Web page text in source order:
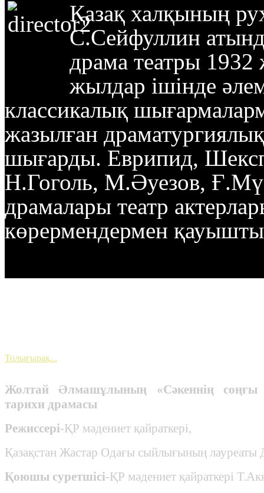
Қазақ халқының
С.Сейфуллин
драма театры
жылдар ішінде
классикалық
жазылған
шығарды. Еврипид,
Н.Гоголь, М.Әуезов,
драмалары театр
көрермендермен
Толығырақ...
Жолтай Әлмашұлының
«Сәкеннің
тарихи драмасы
Режиссері-ҚР мәдениет қайраткері,
Қазақстан Жастар Одағы сыйлығының лауреаты
Қоюшы суретшісі-ҚР мәдениет қайраткері